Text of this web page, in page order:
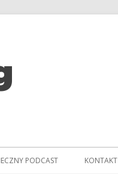
PODCAST KONTAKT